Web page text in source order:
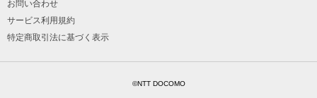
お問い合わせ
サービス利用規約
特定商取引法に基づく表示
©NTT DOCOMO